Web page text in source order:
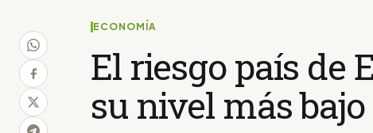
ECONOMÍA
El riesgo país de
su nivel más